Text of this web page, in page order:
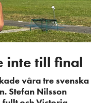
inte till final
våra tre svenska
Stefan Nilsson